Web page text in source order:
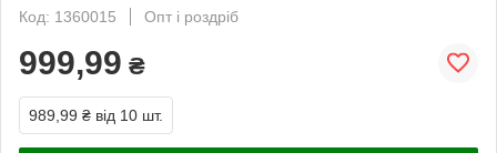
Код: 1360015
Опт і роздріб
999,99 ₴
989,99 ₴ від 10 шт.